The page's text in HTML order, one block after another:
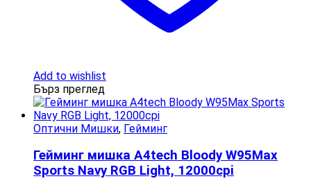
Add to wishlist
Бърз преглед
Оптични Мишки, Гейминг
Гейминг мишка A4tech Bloody W95Max
Sports Navy RGB Light, 12000cpi